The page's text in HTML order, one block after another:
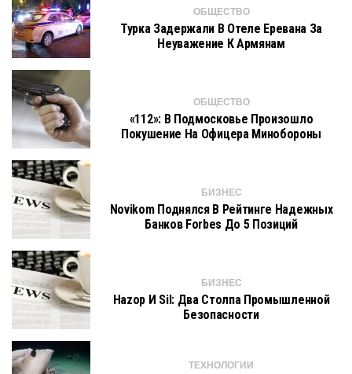
ОБЩЕСТВО
Турка Задержали В Отеле Еревана За
Неуважение К Армянам
ОБЩЕСТВО
«112»: В Подмосковье Произошло
Покушение На Офицера Минобороны
БИЗНЕС
Novikom Поднялся В Рейтинге Надежных
Банков Forbes До 5 Позиций
БИЗНЕС
Hazop И Sil: Два Столпа Промышленной
Безопасности
ТЕХНОЛОГИИ